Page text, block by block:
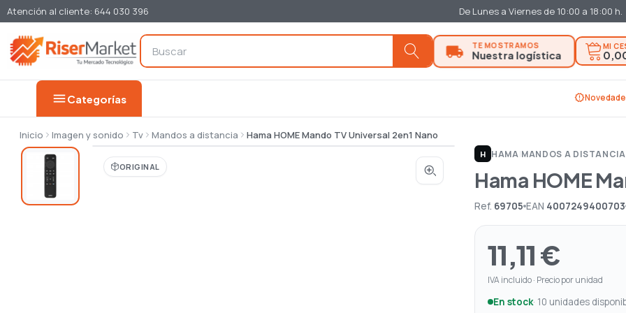
Atención al cliente: 644 030 396 De Lunes a Viernes de 10:00 a 18:00 h.
MI
menuCategorías new_releases
Inicio Imagen y sonido Tv Mandos a distancia Hama HOME Mando TV Universal 2en1 Nano
ORIGINAL
H HAMA|MANDOS A
Hama HOME
Ref. 69705 EAN 4007249400703
11,11 €
IVA incluido · Precio por unidad
En stock· 10 unidades